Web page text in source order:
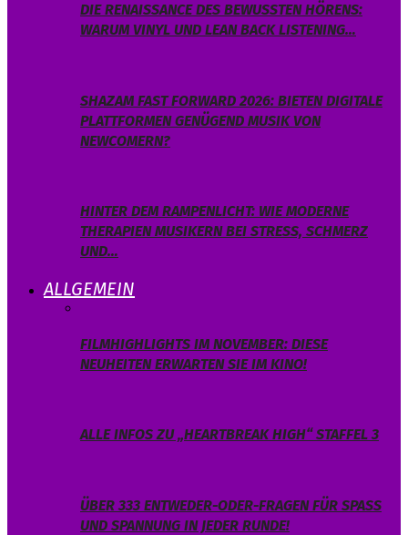
DIE RENAISSANCE DES BEWUSSTEN HÖRENS:
WARUM VINYL UND LEAN BACK LISTENING…
SHAZAM FAST FORWARD 2026: BIETEN DIGITALE
PLATTFORMEN GENÜGEND MUSIK VON
NEWCOMERN?
HINTER DEM RAMPENLICHT: WIE MODERNE
THERAPIEN MUSIKERN BEI STRESS, SCHMERZ
UND…
ALLGEMEIN
FILMHIGHLIGHTS IM NOVEMBER: DIESE
NEUHEITEN ERWARTEN SIE IM KINO!
ALLE INFOS ZU „HEARTBREAK HIGH“ STAFFEL 3
ÜBER 333 ENTWEDER-ODER-FRAGEN FÜR SPASS U
ND SPANNUNG IN JEDER RUNDE!